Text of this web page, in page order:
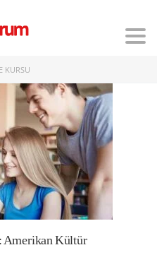
KURSU
Amerikan Kültür